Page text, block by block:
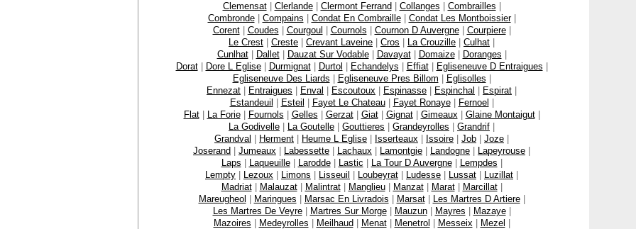
Clemensat| Clerlande| Clermont Ferrand Collanges Combrailles
Combronde| Compains Condat En Combraille| Condat Les Montboissier|
Corent| Coudes Courgoul Cournols Cournon D Auvergne| Courpiere|
Le Crest
Creste Crevant Laveine Cros La Crouzille Culhat
Cunlhat| Dallet| Dauzat Sur Vodable| Davayat| Domaize| Doranges
Dorat| Dore L Eglise| Durmignat| Durtol Echandelys Effiat| Egliseneuve D Entraigues
Egliseneuve Des Liards
Egliseneuve Pres Billom Eglisolles
Ennezat
Entraigues Enval Escoutoux Espinasse Espinchal Espirat
Estandeuil
Esteil Fayet Le Chateau| Fayet Ronaye| Fernoel
Flat| La Forie| Fournols Gelles Gerzat| Giat| Gignat| Gimeaux| Glaine Montaigut|
La Godivelle
La Goutelle Gouttieres Grandeyrolles Grandrif
Grandval
Herment Heume L Eglise Isserteaux Issoire Job Joze
Joserand
Jumeaux Labessette Lachaux Lamontgie Landogne Lapeyrouse
Laps
Laqueuille| Larodde| Lastic La Tour D Auvergne| Lempdes
Lempty
Lezoux Limons Lisseuil Loubeyrat Ludesse Lussat Luzillat
Madriat| Malauzat| Malintrat| Manglieu| Manzat| Marat| Marcillat|
Mareugheol
Maringues Marsac En Livradois Marsat| Les Martres D Artiere|
Les Martres De Veyre| Martres Sur Morge| Mauzun| Mayres Mazaye|
Mazoires
Medeyrolles Meilhaud Menat| Menetrol Messeix| Mezel